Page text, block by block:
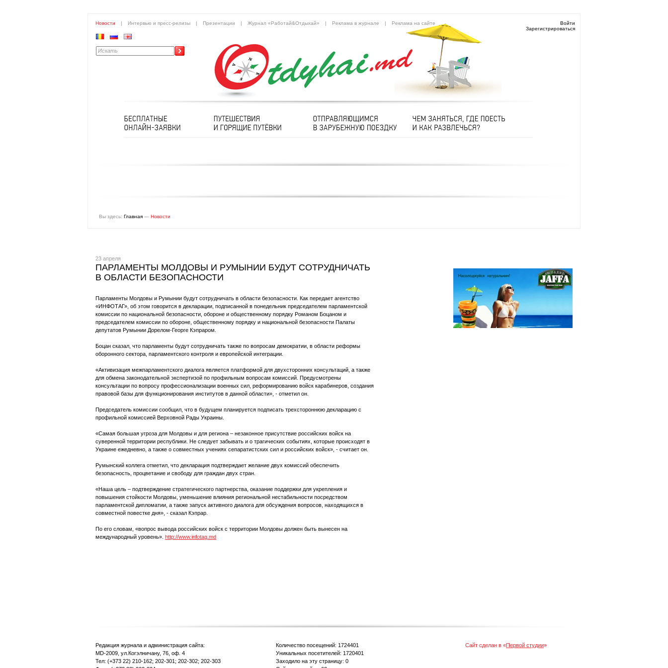
Новости | Интервью и пресс-релизы | Презентации | Журнал «Работай&Отдыхай» | Реклама в журнале | Реклама на сайте
Войти
Зарегистрироваться
Вы здесь: Главная — Новости
23 апреля
ПАРЛАМЕНТЫ МОЛДОВЫ И РУМЫНИИ БУДУТ СОТРУДНИЧАТЬ
В ОБЛАСТИ БЕЗОПАСНОСТИ
Парламенты Молдовы и Румынии будут сотрудничать в области безопасности. Как передает агентство
«ИНФОТАГ», об этом говорится в декларации, подписанной в понедельник председателем парламентской
комиссии по национальной безопасности, обороне и общественному порядку Романом Боцаном и
председателем комиссии по обороне, общественному порядку и национальной безопасности Палаты
депутатов Румынии Дорелом-Георге Кэпраром.
Боцан сказал, что парламенты будут сотрудничать также по вопросам демократии, в области реформы
оборонного сектора, парламентского контроля и европейской интеграции.
«Активизация межпарламентского диалога является платформой для двухсторонних консультаций, а также
для обмена законодательной экспертизой по профильным вопросам комиссий. Предусмотрены
консультации по вопросу профессионализации военных сил, реформированию войск карабинеров, создания
правовой базы для функционирования институтов в данной области», - отметил он.
Председатель комиссии сообщил, что в будущем планируется подписать трехстороннюю декларацию с
профильной комиссией Верховной Рады Украины.
«Самая большая угроза для Молдовы и для региона – незаконное присутствие российских войск на
суверенной территории республики. Не следует забывать и о трагических событиях, которые происходят в
Украине ежедневно, а также о совместных учениях сепаратистских сил и российских войск», - считает он.
Румынский коллега отметил, что декларация подтверждает желание двух комиссий обеспечить
безопасность, процветание и свободу для граждан двух стран.
«Наша цель – подтверждение стратегического партнерства, оказание поддержки для укрепления и
повышения стойкости Молдовы, уменьшение влияния региональной нестабильности посредством
парламентской дипломатии, а также запуск активного диалога для обсуждения вопросов, находящихся в
совместной повестке дня», - сказал Кэпрар.
По его словам, «вопрос вывода российских войск с территории Молдовы должен быть вынесен на
международный уровень». http://www.infotag.md
Сайт сделан в «Первой студии»
Редакция журнала и администрация сайта:
MD-2009, ул.Когэлничану, 76, оф. 4
Тел: (+373 22) 210-162; 202-301; 202-302; 202-303
Количество посещений: 1724401
Уникальных посетителей: 1720401
Заходило на эту страницу: 0